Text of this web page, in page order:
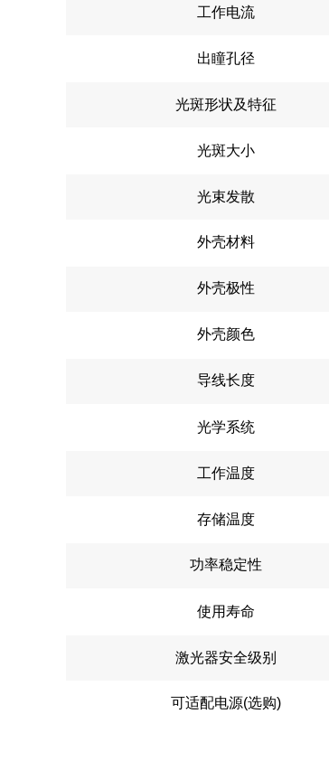
工作电流
出瞳孔径
光斑形状及特征
光斑大小
光束发散
外壳材料
外壳极性
外壳颜色
导线长度
光学系统
工作温度
存储温度
功率稳定性
使用寿命
激光器安全级别
可适配电源(选购)